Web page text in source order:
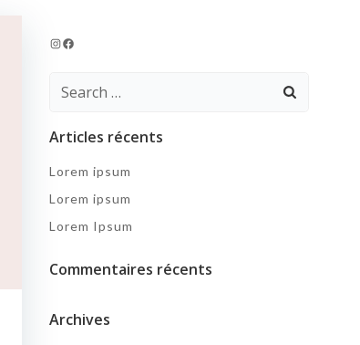
Instagram
Facebook
Search
Articles récents
Lorem ipsum
Lorem ipsum
Lorem Ipsum
Commentaires récents
Archives